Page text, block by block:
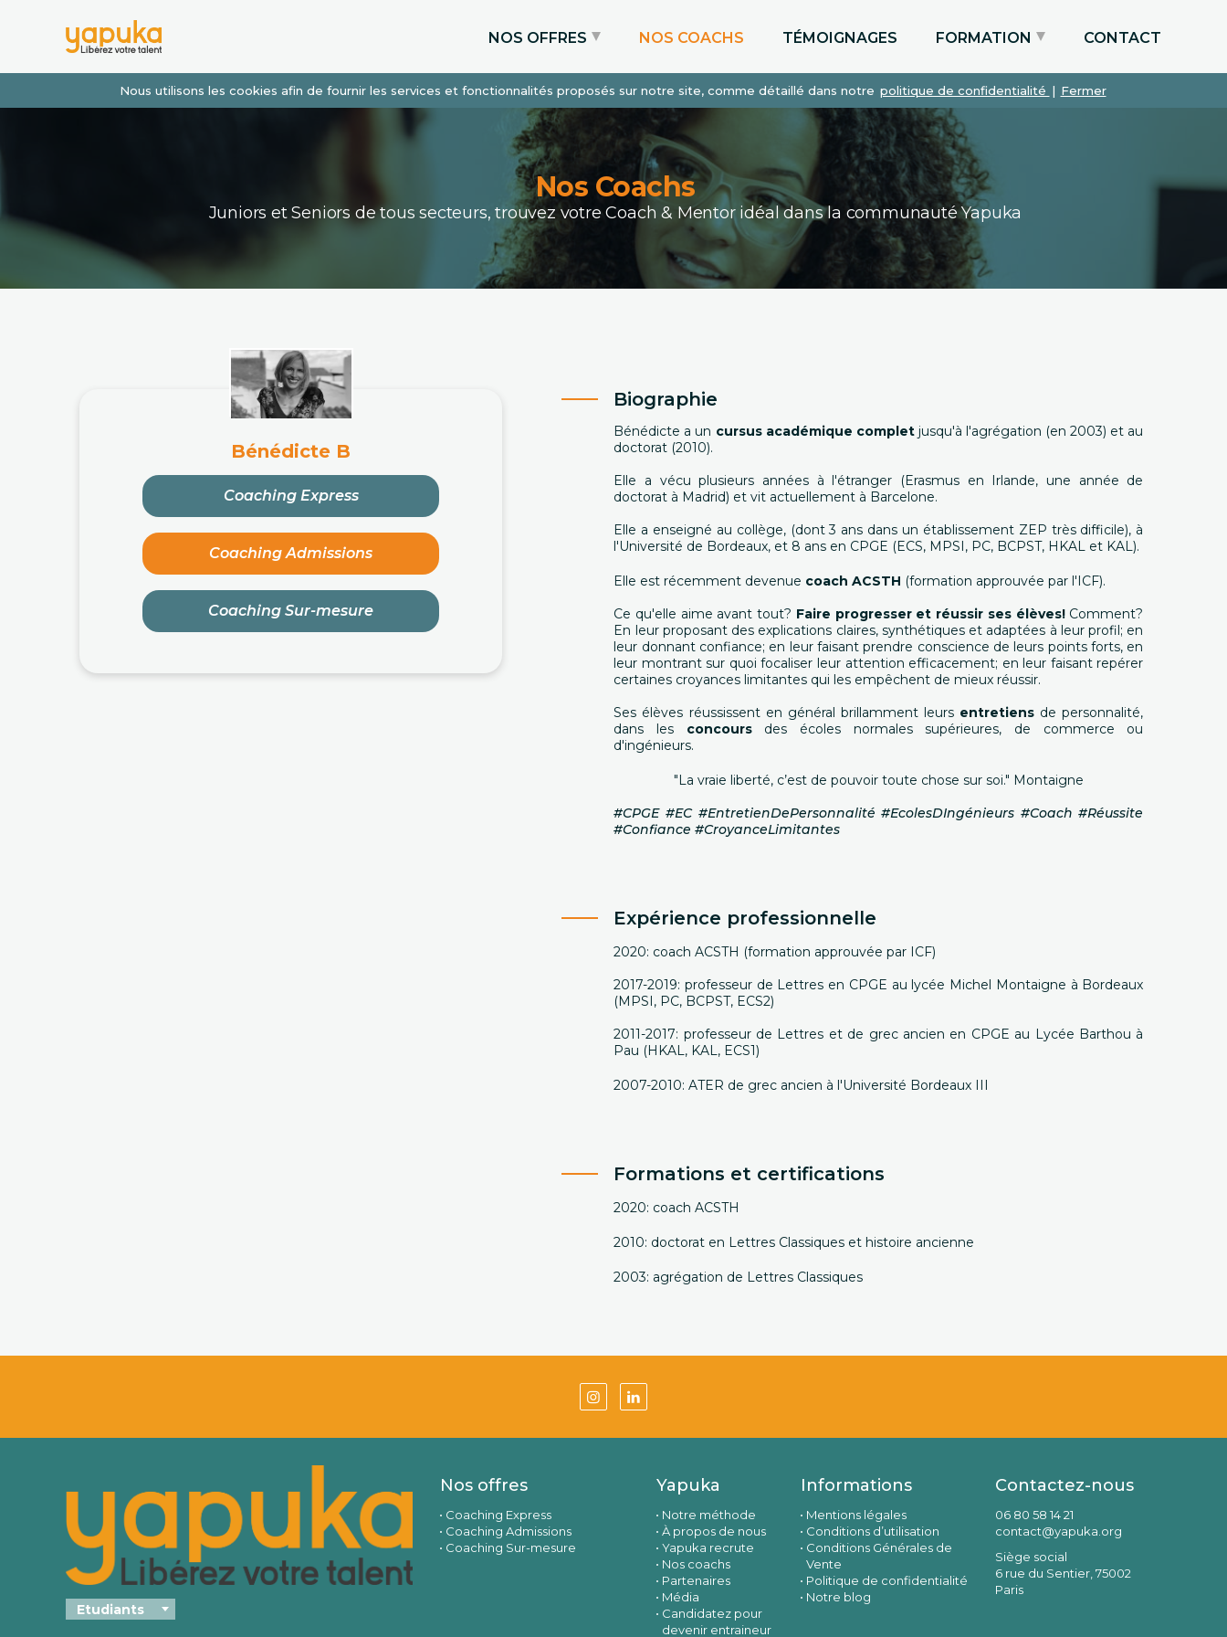
Nous utilisons les cookies afin de fournir les services et fonctionnalités proposés sur notre site, comme détaillé dans notre politique de confidentialité | Fermer
NOS OFFRES
Coaching Express
Coaching Admissions
Coaching Sur-mesure
NOS COACHS TÉMOIGNAGES FORMATION
Particuliers via le CPF
Etudiants
Entreprises
CONTACT
Nos Coachs
Juniors et Seniors de tous secteurs, trouvez votre Coach & Mentor idéal dans la communauté Yapuka
Bénédicte B
Coaching Express
Coaching Admissions
Coaching Sur-mesure
Biographie
Bénédicte a un cursus académique complet jusqu'à l'agrégation (en 2003) et au
doctorat (2010).
Elle a vécu plusieurs années à l'étranger (Erasmus en Irlande, une année de
doctorat à Madrid) et vit actuellement à Barcelone.
Elle a enseigné au collège, (dont 3 ans dans un établissement ZEP très difficile), à
l'Université de Bordeaux, et 8 ans en CPGE (ECS, MPSI, PC, BCPST, HKAL et KAL).
Elle est récemment devenue coach ACSTH (formation approuvée par l'ICF).
Ce qu'elle aime avant tout? Faire progresser et réussir ses élèves!Comment?
En leur proposant des explications claires, synthétiques et adaptées à leur profil; en
leur donnant confiance; en leur faisant prendre conscience de leurs points forts, en
leur montrant sur quoi focaliser leur attention efficacement; en leur faisant repérer
certaines croyances limitantes qui les empêchent de mieux réussir.
Ses élèves réussissent en général brillamment leurs entretiens de personnalité,
dans les concours des écoles normales supérieures, de commerce ou
d'ingénieurs.
"La vraie liberté, c’est de pouvoir toute chose sur soi." Montaigne
#CPGE #EC #EntretienDePersonnalité #EcolesDIngénieurs #Coach #Réussite
#Confiance #CroyanceLimitantes
Expérience professionnelle
2020: coach ACSTH (formation approuvée par ICF)
2017-2019: professeur de Lettres en CPGE au lycée Michel Montaigne à Bordeaux
(MPSI, PC, BCPST, ECS2)
2011-2017: professeur de Lettres et de grec ancien en CPGE au Lycée Barthou à
Pau (HKAL, KAL, ECS1)
2007-2010: ATER de grec ancien à l'Université Bordeaux III
Formations et certifications
2020: coach ACSTH
2010: doctorat en Lettres Classiques et histoire ancienne
2003: agrégation de Lettres Classiques
Nos offres
Coaching Express
Coaching Admissions
Coaching Sur-mesure
Yapuka
Notre méthode
À propos de nous
Yapuka recrute
Nos coachs
Partenaires
Média
Candidatez pour
devenir entraineur
Informations
Mentions légales
Conditions d’utilisation
Conditions Générales de
Vente
Politique de confidentialité
Notre blog
Contactez-nous
06 80 58 14 21
contact@yapuka.org
Siège social
6 rue du Sentier, 75002
Paris